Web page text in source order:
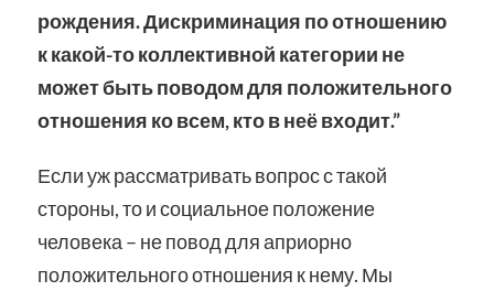
рождения. Дискриминация по отношению
к какой-то коллективной категории не
может быть поводом для положительного
отношения ко всем, кто в неё входит.”
Если уж рассматривать вопрос с такой
стороны, то и социальное положение
человека – не повод для априорно
положительного отношения к нему. Мы